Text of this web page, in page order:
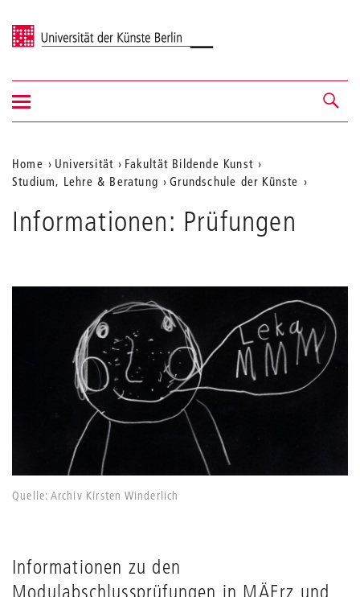
Universität der Künste Berlin
Navigation &
Suche
Navigation
ein-/ausblenden
Aktuelle
Position
auf
Home Universität
Fakultät Bildende Kunst
Studium, Lehre & Beratung
Grundschule der Künste
Informationen: Prüfungen
Quelle: Archiv Kirsten Winderlich
Informationen zu den
Modulabschlussprüfungen in MÄErz und